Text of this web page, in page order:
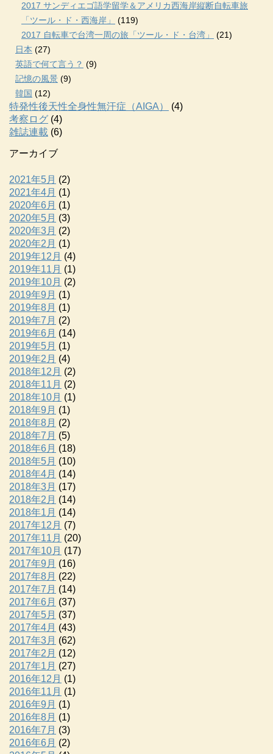
2017 サンディエゴ語学留学＆アメリカ西海岸縦断自転車旅
「ツール・ド・西海岸」
(119)
2017 自転車で台湾一周の旅「ツール・ド・台湾」
(21)
日本 (27)
英語で何て言う？ (9)
記憶の風景 (9)
韓国 (12)
特発性後天性全身性無汗症（AIGA）
(4)
考察ログ (4)
雑誌連載 (6)
アーカイブ
2021年5月 (2)
2021年4月 (1)
2020年6月 (1)
2020年5月 (3)
2020年3月 (2)
2020年2月 (1)
2019年12月 (4)
2019年11月 (1)
2019年10月 (2)
2019年9月 (1)
2019年8月 (1)
2019年7月 (2)
2019年6月 (14)
2019年5月 (1)
2019年2月 (4)
2018年12月 (2)
2018年11月 (2)
2018年10月 (1)
2018年9月 (1)
2018年8月 (2)
2018年7月 (5)
2018年6月 (18)
2018年5月 (10)
2018年4月 (14)
2018年3月 (17)
2018年2月 (14)
2018年1月 (14)
2017年12月 (7)
2017年11月 (20)
2017年10月 (17)
2017年9月 (16)
2017年8月 (22)
2017年7月 (14)
2017年6月 (37)
2017年5月 (37)
2017年4月 (43)
2017年3月 (62)
2017年2月 (12)
2017年1月 (27)
2016年12月 (1)
2016年11月 (1)
2016年9月 (1)
2016年8月 (1)
2016年7月 (3)
2016年6月 (2)